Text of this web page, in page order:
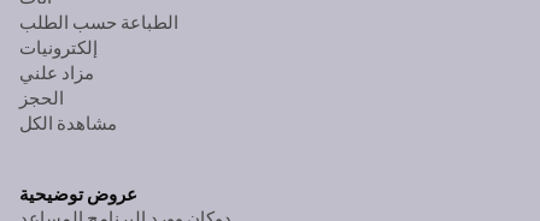
الطباعة حسب الطلب
إلكترونيات
مزاد علني
الحجز
مشاهدة الكل
عروض توضيحية